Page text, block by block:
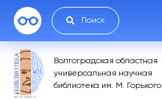
Поиск
Волгоградская областная
универсальная научная
библиотека им. М. Горького